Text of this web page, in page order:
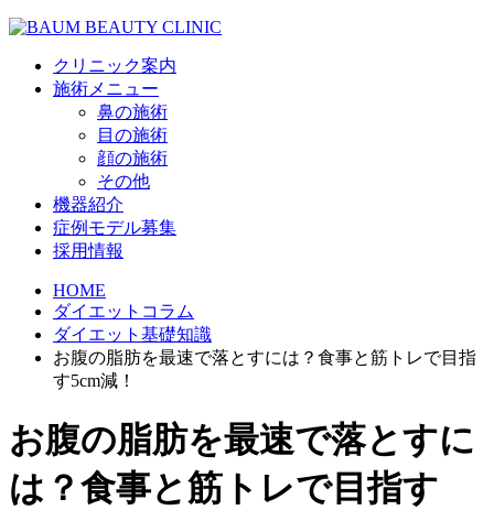
クリニック案内
施術メニュー
鼻の施術
目の施術
顔の施術
その他
機器紹介
症例モデル募集
採用情報
HOME
ダイエットコラム
ダイエット基礎知識
お腹の脂肪を最速で落とすには？食事と筋トレで目指
す5cm減！
お腹の脂肪を最速で落とすに
は？食事と筋トレで目指す